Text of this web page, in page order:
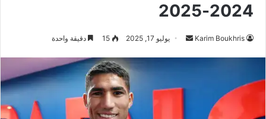
2024-2025
Karim Boukhris
أرسل يوليو 17, 2025 15 دقيقة واحدة